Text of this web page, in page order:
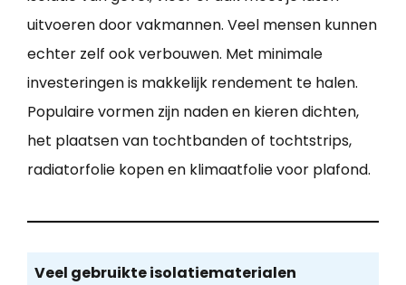
uitvoeren door vakmannen. Veel mensen kunnen
echter zelf ook verbouwen. Met minimale
investeringen is makkelijk rendement te halen.
Populaire vormen zijn naden en kieren dichten,
het plaatsen van tochtbanden of tochtstrips,
radiatorfolie kopen en klimaatfolie voor plafond.
Veel gebruikte isolatiematerialen